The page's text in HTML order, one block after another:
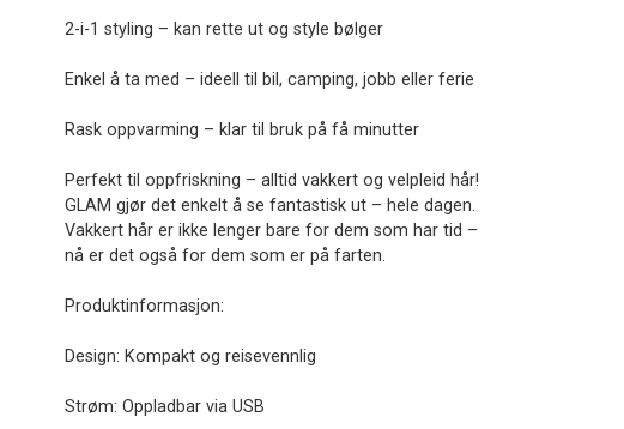
2-i-1 styling – kan rette ut og style bølger
Enkel å ta med – ideell til bil, camping, jobb eller ferie
Rask oppvarming – klar til bruk på få minutter
Perfekt til oppfriskning – alltid vakkert og velpleid hår!
GLAM gjør det enkelt å se fantastisk ut – hele dagen.
Vakkert hår er ikke lenger bare for dem som har tid –
nå er det også for dem som er på farten.
Produktinformasjon:
Design: Kompakt og reisevennlig
Strøm: Oppladbar via USB